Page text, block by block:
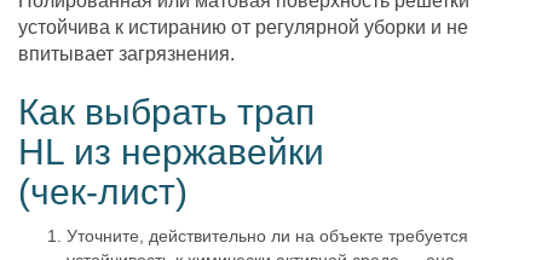
устойчива к истиранию от регулярной уборки и не
впитывает загрязнения.
Как выбрать трап
HL из нержавейки
(чек-лист)
Уточните, действительно ли на объекте требуется